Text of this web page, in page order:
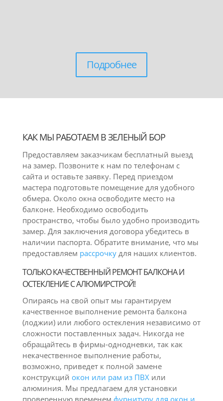
Подробнее
КАК МЫ РАБОТАЕМ В ЗЕЛЕНЫЙ БОР
Предоставляем заказчикам бесплатный выезд
на замер. Позвоните к нам по телефонам с
сайта и оставьте заявку. Перед приездом
мастера подготовьте помещение для удобного
обмера. Около окна освободите место на
балконе. Необходимо освободить
пространство, чтобы было удобно производить
замер. Для заключения договора убедитесь в
наличии паспорта. Обратите внимание, что мы
предоставляем рассрочкудля наших клиентов.
ТОЛЬКО КАЧЕСТВЕННЫЙ РЕМОНТ БАЛКОНА И
ОСТЕКЛЕНИЕ С АЛЮМИРСТРОЙ!
Опираясь на свой опыт мы гарантируем
качественное выполнение ремонта балкона
(лоджии) или любого остекления независимо от
сложности поставленных задач. Никогда не
обращайтесь в фирмы-однодневки, так как
некачественное выполнение работы,
возможно, приведет к полной замене
конструкций окон или рам из ПВХили
алюминия. Мы предлагаем для установки